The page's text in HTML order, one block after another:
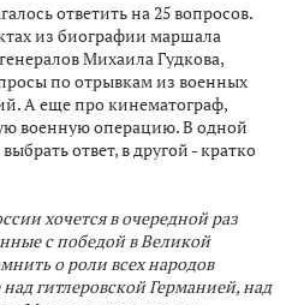
ответить на 25 вопросов.
из биографии маршала
Михаила Гудкова,
по отрывкам из военных
А еще про кинематограф,
военную операцию. В одной
ответ, в другой - кратко
хочется в очередной раз
с победой в Великой
о роли всех народов
гитлеровской Германией, над